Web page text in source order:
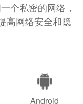
个私密的网络，
高网络安全和隐
Android